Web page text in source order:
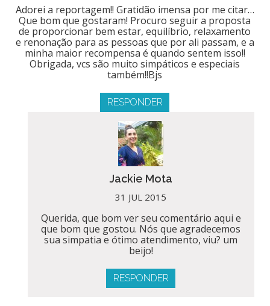
Adorei a reportagem!! Gratidão imensa por me citar…
Que bom que gostaram! Procuro seguir a proposta
de proporcionar bem estar, equilíbrio, relaxamento
e renonação para as pessoas que por ali passam, e a
minha maior recompensa é quando sentem isso!!
Obrigada, vcs são muito simpáticos e especiais
também!!Bjs
RESPONDER
Jackie Mota
31 JUL 2015
Querida, que bom ver seu comentário aqui e
que bom que gostou. Nós que agradecemos
sua simpatia e ótimo atendimento, viu? um
beijo!
RESPONDER